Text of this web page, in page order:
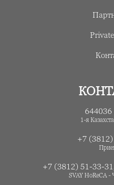
644036
1-я
+7
+7 (3812) 51-33-31
SVAY HoReCA